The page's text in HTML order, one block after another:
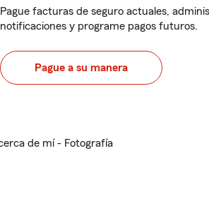
Pague facturas de seguro actuales,
notificaciones y programe pagos futuros.
Pague a su manera